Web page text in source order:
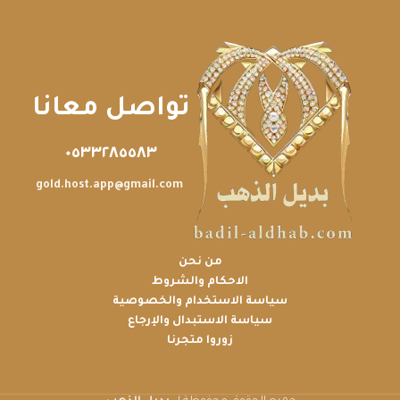
تواصل معانا
٠٥٣٣٢٨٥٥٨٣
gold.host.app@gmail.com
من نحن
الاحكام والشروط
سياسة الاستخدام والخصوصية
سياسة الاستبدال والإرجاع
زوروا متجرنا